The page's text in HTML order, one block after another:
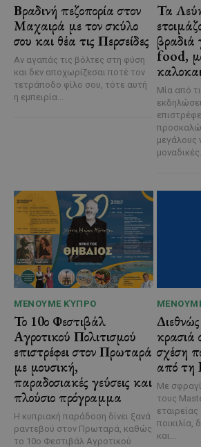
Βραδινή πεζοπορία στον
Μαχαιρά με τον σκύλο
σου και θέα τις Περσείδες
Αν αγαπάς τις βόλτες στη φύση
και δεν αποχωρίζεσαι ποτέ τον
τετράποδο φίλο σου, τότε αυτή
η εμπειρία...
Τα
food,
Μία από
μεγάλους
μοναδικές...
ΜΈΝΟΥΜΕ ΚΎΠΡΟ
Το 10ο Φεστιβάλ
Αγροτικού Πολιτισμού
επιστρέφει στον Πρωταρά
με μουσική,
παραδοσιακές γεύσεις και
πλούσιο πρόγραμμα
Η κυπριακή παράδοση δίνει ξανά
ραντεβού στον Πρωταρά, καθώς
το 10ο Φεστιβάλ Αγροτικού
κρασιά
σχέση
από τη
Με
τους
εταιρείας
ποικιλία,
και...